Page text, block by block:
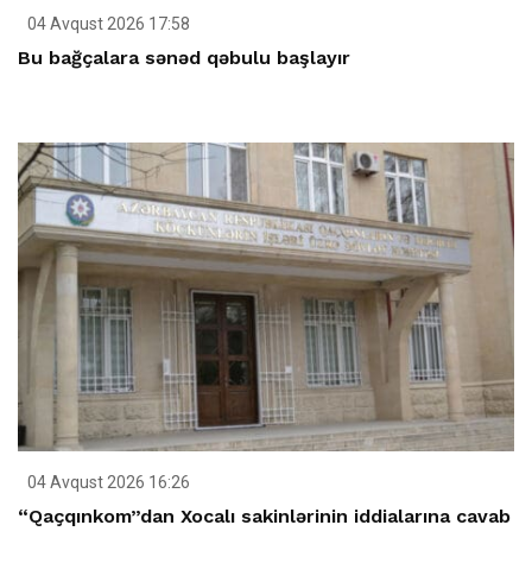
04 Avqust 2026 17:58
Bu bağçalara sənəd qəbulu başlayır
04 Avqust 2026 16:26
“Qaçqınkom”dan Xocalı sakinlərinin iddialarına cavab